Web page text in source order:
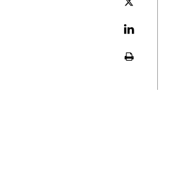
Plattform